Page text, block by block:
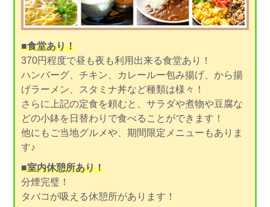
■食堂あり！
370円程度で昼も夜も利用出来る食堂あり！
ハンバーグ、チキン、カレールー包み揚げ、から揚
げラーメン、スタミナ丼など種類は様々！
さらに上記の定食を頼むと、サラダや煮物や豆腐な
どの小鉢を日替わりで食べることができます！
他にもご当地グルメや、期間限定メニューもありま
す♪
■室内休憩所あり！
分煙完璧！
タバコが吸える休憩所があります！